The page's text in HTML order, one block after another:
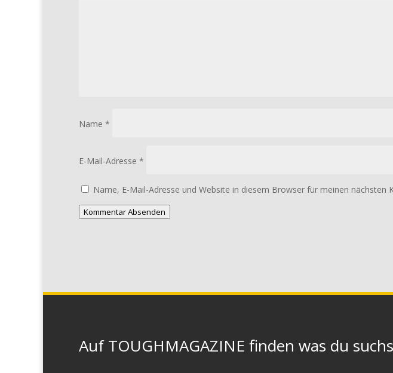
Name *
E-Mail-Adresse *
Name, E-Mail-Adresse und Website in diesem Browser für meinen nächsten
Kommentar Absenden
Auf TOUGHMAGAZINE finden was du